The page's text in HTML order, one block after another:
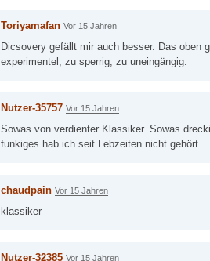
Toriyamafan Vor 15 Jahren
Dicsovery gefällt mir auch besser. Das oben
experimentel, zu sperrig, zu uneingängig.
Nutzer-35757 Vor 15 Jahren
Sowas von verdienter Klassiker. Sowas
funkiges hab ich seit Lebzeiten nicht gehört.
chaudpain Vor 15 Jahren
klassiker
Nutzer-32385 Vor 15 Jahren